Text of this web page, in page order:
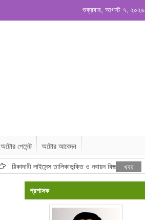
শুক্রবার, আগস্ট ৭, ২০২৬
অটোর পেমেন্ট অটোর আবেদন
ঠিকাদারী লাইসেন্স তালিকাভূক্তি ও নবায়ন বিজ্ঞপ্তি খবর
প্রশাসক